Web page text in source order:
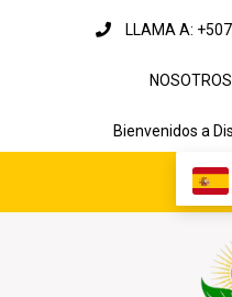
LLAMA A:
NOSOTROS
Bienvenidos a